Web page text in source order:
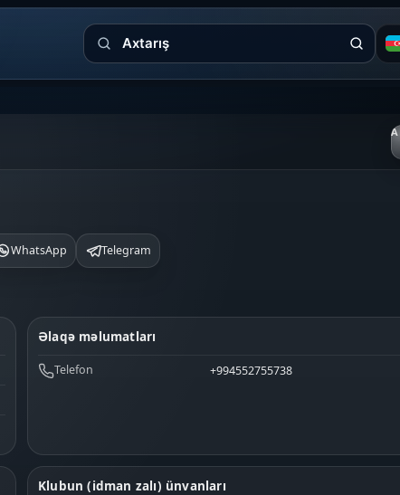
Axtarış
WhatsApp Telegram
Əlaqə məlumatları
Telefon +994552755738
Klubun (idman zalı) ünvanları